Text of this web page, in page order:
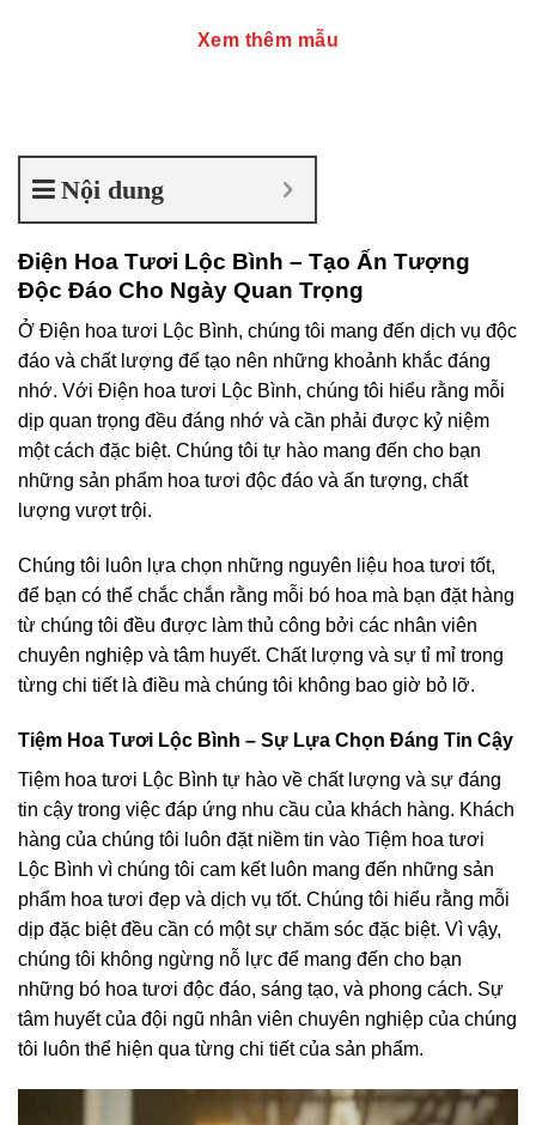
Xem thêm mẫu
Nội dung
Điện Hoa Tươi Lộc Bình – Tạo Ấn Tượng
Độc Đáo Cho Ngày Quan Trọng
Ở Điện hoa tươi Lộc Bình, chúng tôi mang đến dịch vụ độc
đáo và chất lượng để tạo nên những khoảnh khắc đáng
nhớ. Với Điện hoa tươi Lộc Bình, chúng tôi hiểu rằng mỗi
dịp quan trọng đều đáng nhớ và cần phải được kỷ niệm
một cách đặc biệt. Chúng tôi tự hào mang đến cho bạn
những sản phẩm hoa tươi độc đáo và ấn tượng, chất
lượng vượt trội.
Chúng tôi luôn lựa chọn những nguyên liệu hoa tươi tốt,
để bạn có thể chắc chắn rằng mỗi bó hoa mà bạn đặt hàng
từ chúng tôi đều được làm thủ công bởi các nhân viên
chuyên nghiệp và tâm huyết. Chất lượng và sự tỉ mỉ trong
từng chi tiết là điều mà chúng tôi không bao giờ bỏ lỡ.
Tiệm Hoa Tươi Lộc Bình – Sự Lựa Chọn Đáng Tin Cậy
Tiệm hoa tươi Lộc Bình tự hào về chất lượng và sự đáng
tin cậy trong việc đáp ứng nhu cầu của khách hàng. Khách
hàng của chúng tôi luôn đặt niềm tin vào Tiệm hoa tươi
Lộc Bình vì chúng tôi cam kết luôn mang đến những sản
phẩm hoa tươi đẹp và dịch vụ tốt. Chúng tôi hiểu rằng mỗi
dịp đặc biệt đều cần có một sự chăm sóc đặc biệt. Vì vậy,
chúng tôi không ngừng nỗ lực để mang đến cho bạn
những bó hoa tươi độc đáo, sáng tạo, và phong cách. Sự
tâm huyết của đội ngũ nhân viên chuyên nghiệp của chúng
tôi luôn thể hiện qua từng chi tiết của sản phẩm.